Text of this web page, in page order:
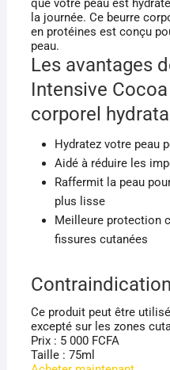
que votre peau est
la journée. Ce beurre
en protéines est conçu
peau.
Les avantages
Intensive
corporel
Hydratez votre peau
Aidé à réduire les
Raffermit la peau
plus lisse
Meilleure protection
fissures cutanées
Ce produit peut être
excepté sur les zones
Prix : 5 000 FCFA
Taille : 75ml